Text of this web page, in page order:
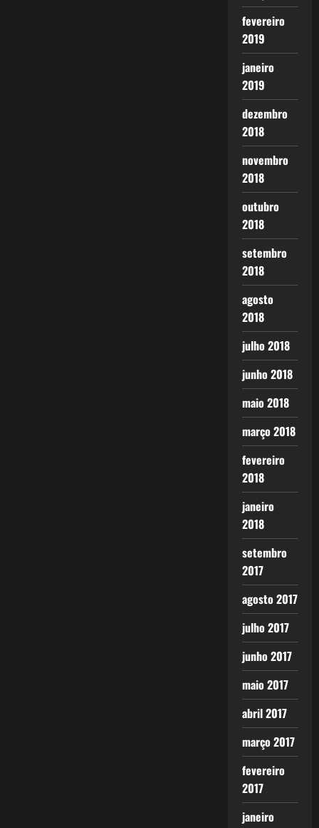
fevereiro
2019
janeiro
2019
dezembro
2018
novembro
2018
outubro
2018
setembro
2018
agosto
2018
julho 2018
junho 2018
maio 2018
março 2018
fevereiro
2018
janeiro
2018
setembro
2017
agosto 2017
julho 2017
junho 2017
maio 2017
abril 2017
março 2017
fevereiro
2017
janeiro